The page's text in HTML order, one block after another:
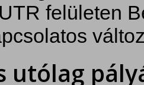
felületen
utólag